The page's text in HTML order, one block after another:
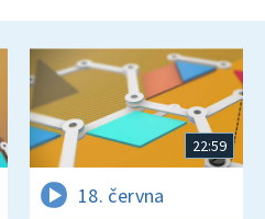
22:59
18. června